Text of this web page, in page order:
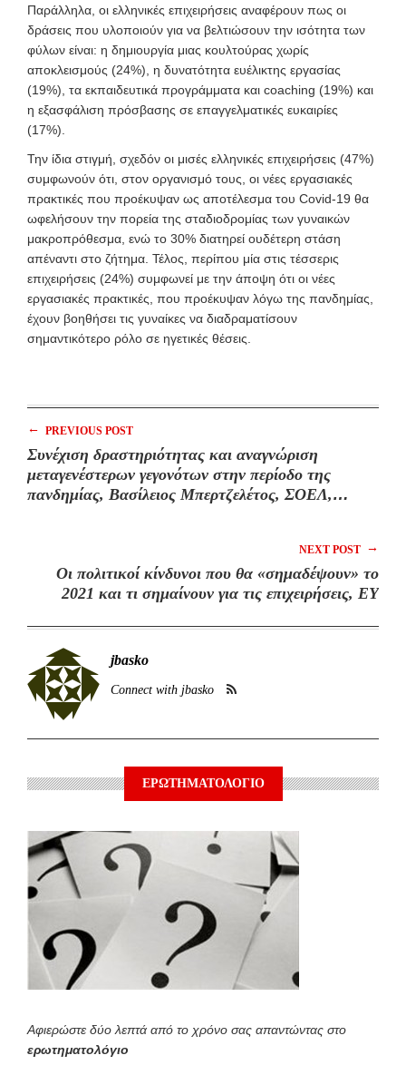
Παράλληλα, οι ελληνικές επιχειρήσεις αναφέρουν πως οι
δράσεις που υλοποιούν για να βελτιώσουν την ισότητα των
φύλων είναι: η δημιουργία μιας κουλτούρας χωρίς
αποκλεισμούς (24%), η δυνατότητα ευέλικτης εργασίας
(19%), τα εκπαιδευτικά προγράμματα και coaching (19%) και
η εξασφάλιση πρόσβασης σε επαγγελματικές ευκαιρίες
(17%).
Την ίδια στιγμή, σχεδόν οι μισές ελληνικές επιχειρήσεις (47%)
συμφωνούν ότι, στον οργανισμό τους, οι νέες εργασιακές
πρακτικές που προέκυψαν ως αποτέλεσμα του Covid-19 θα
ωφελήσουν την πορεία της σταδιοδρομίας των γυναικών
μακροπρόθεσμα, ενώ το 30% διατηρεί ουδέτερη στάση
απέναντι στο ζήτημα. Τέλος, περίπου μία στις τέσσερις
επιχειρήσεις (24%) συμφωνεί με την άποψη ότι οι νέες
εργασιακές πρακτικές, που προέκυψαν λόγω της πανδημίας,
έχουν βοηθήσει τις γυναίκες να διαδραματίσουν
σημαντικότερο ρόλο σε ηγετικές θέσεις.
← PREVIOUS POST
Συνέχιση δραστηριότητας και αναγνώριση
μεταγενέστερων γεγονότων στην περίοδο της
πανδημίας, Βασίλειος Μπερτζελέτος, ΣΟΕΛ,
NEXT POST →
Οι πολιτικοί κίνδυνοι που θα «σημαδέψουν» το
2021 και τι σημαίνουν για τις επιχειρήσεις, ΕΥ
jbasko
Connect with jbasko
ΕΡΩΤΗΜΑΤΟΛΟΓΙΟ
Αφιερώστε δύο λεπτά από το χρόνο σας απαντώντας στο
ερωτηματολόγιο